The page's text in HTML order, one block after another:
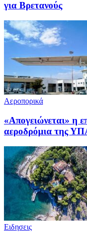
για Βρετανούς
Αεροπορικά
«Απογειώνεται» η
αεροδρόμια της
Ειδησεις